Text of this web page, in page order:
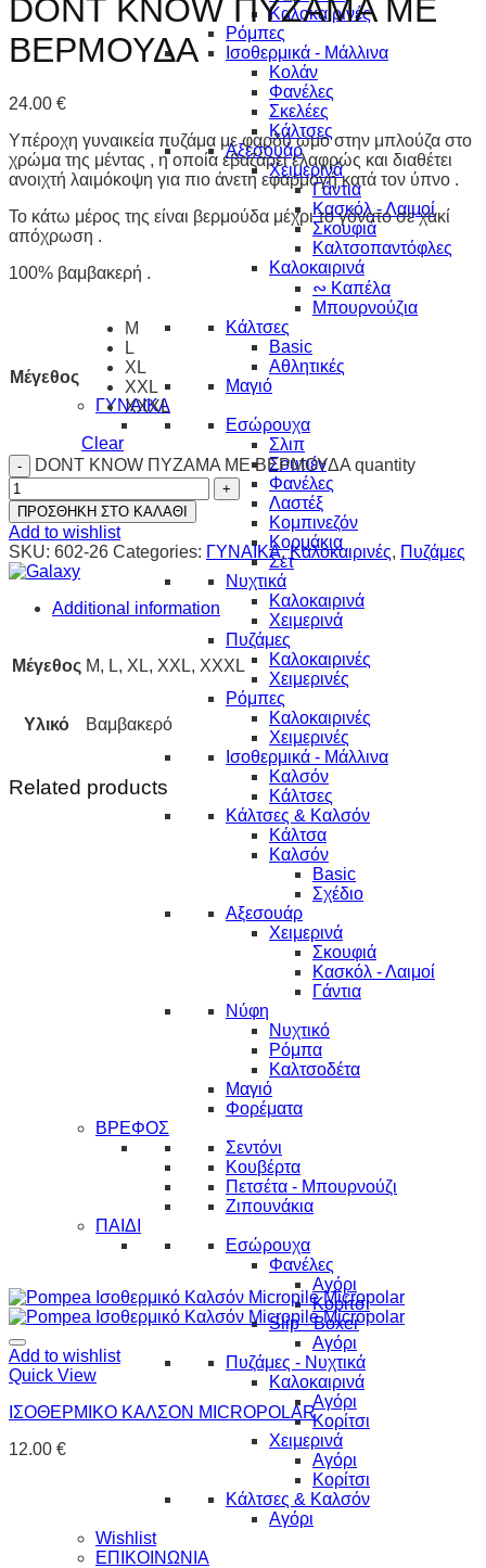
Καλοκαιρινές
Ρόμπες
Ισοθερμικά - Μάλλινα
Κολάν
Φανέλες
Σκελέες
Κάλτσες
Αξεσουάρ
Χειμερινά
Γάντια
Κασκόλ - Λαιμοί
Σκουφιά
Καλτσοπαντόφλες
Καλοκαιρινά
∾ Καπέλα
Μπουρνούζια
Κάλτσες
Basic
Αθλητικές
Μαγιό
ΓΥΝΑΙΚΑ
Εσώρουχα
Σλιπ
Σουτιέν
Φανέλες
Λαστέξ
Κομπινεζόν
Κορμάκια
Σετ
Νυχτικά
Καλοκαιρινά
Χειμερινά
Πυζάμες
Καλοκαιρινές
Χειμερινές
Ρόμπες
Καλοκαιρινές
Χειμερινές
Ισοθερμικά - Μάλλινα
Καλσόν
Κάλτσες
Κάλτσες & Καλσόν
Κάλτσα
Καλσόν
Basic
Σχέδιο
Αξεσουάρ
Χειμερινά
Σκουφιά
Κασκόλ - Λαιμοί
Γάντια
Νύφη
Νυχτικό
Ρόμπα
Καλτσοδέτα
Μαγιό
Φορέματα
ΒΡΕΦΟΣ
Σεντόνι
Κουβέρτα
Πετσέτα - Μπουρνούζι
Ζιπουνάκια
ΠΑΙΔΙ
Εσώρουχα
Φανέλες
Αγόρι
Κορίτσι
Slip - Boxer
Αγόρι
Πυζάμες - Νυχτικά
Καλοκαιρινά
Αγόρι
Κορίτσι
Χειμερινά
Αγόρι
Κορίτσι
Κάλτσες & Καλσόν
Αγόρι
Wishlist
ΕΠΙΚΟΙΝΩΝΙΑ
DONT KNOW ΠΥΖΑΜΑ ΜΕ
ΒΕΡΜΟΥΔΑ
24.00 €
Υπέροχη γυναικεία πυζάμα με φαρδύ ώμο στην μπλούζα στο
χρώμα της μέντας , η οποία εβαζάρει ελαφρώς και διαθέτει
ανοιχτή λαιμόκοψη για πιο άνετη εφαρμογή κατά τον ύπνο .
Το κάτω μέρος της είναι βερμούδα μέχρι το γόνατο σε χακί
απόχρωση .
100% βαμβακερή .
Μέγεθος
M
L
XL
XXL
XXXL
Clear
DONT KNOW ΠΥΖΑΜΑ ΜΕ ΒΕΡΜΟΥΔΑ quantity
ΠΡΟΣΘΗΚΗ ΣΤΟ ΚΑΛΑΘΙ
Add to wishlist
SKU: 602-26 Categories: ΓΥΝΑΙΚΑ,Καλοκαιρινές, Πυζάμες
Additional information
Μέγεθος M, L, XL, XXL, XXXL
Υλικό Βαμβακερό
Related products
Add to wishlist
Quick View
ΙΣΟΘΕΡΜΙΚΟ ΚΑΛΣΟΝ MICROPOLAR
12.00 €